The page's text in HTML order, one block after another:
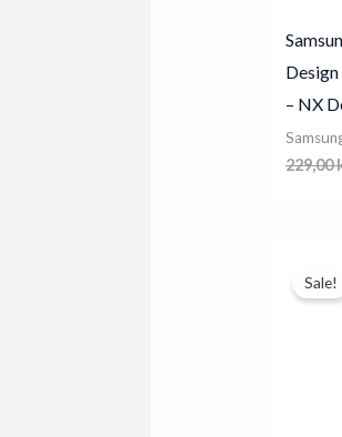
– NX
229,00
Sale!